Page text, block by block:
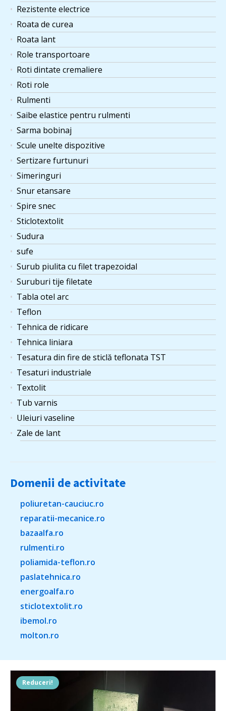
Rezistente electrice
Roata de curea
Roata lant
Role transportoare
Roti dintate cremaliere
Roti role
Rulmenti
Saibe elastice pentru rulmenti
Sarma bobinaj
Scule unelte dispozitive
Sertizare furtunuri
Simeringuri
Snur etansare
Spire snec
Sticlotextolit
Sudura
sufe
Surub piulita cu filet trapezoidal
Suruburi tije filetate
Tabla otel arc
Teflon
Tehnica de ridicare
Tehnica liniara
Tesatura din fire de sticlă teflonata TST
Tesaturi industriale
Textolit
Tub varnis
Uleiuri vaseline
Zale de lant
Domenii de activitate
poliuretan-cauciuc.ro
reparatii-mecanice.ro
bazaalfa.ro
rulmenti.ro
poliamida-teflon.ro
paslatehnica.ro
energoalfa.ro
sticlotextolit.ro
ibemol.ro
molton.ro
Reduceri!